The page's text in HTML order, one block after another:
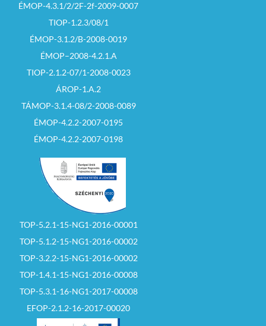
ÉMOP-4.3.1/2/2F-2f-2009-0007
TIOP-1.2.3/08/1
ÉMOP-3.1.2/B-2008-0019
ÉMOP–2008-4.2.1.A
TIOP-2.1.2-07/1-2008-0023
ÁROP-1.A.2
TÁMOP-3.1.4-08/2-2008-0089
ÉMOP-4.2.2-2007-0195
ÉMOP-4.2.2-2007-0198
TOP-5.2.1-15-NG1-2016-00001
TOP-5.1.2-15-NG1-2016-00002
TOP-3.2.2-15-NG1-2016-00002
TOP-1.4.1-15-NG1-2016-00008
TOP-5.3.1-16-NG1-2017-00008
EFOP-2.1.2-16-2017-00020